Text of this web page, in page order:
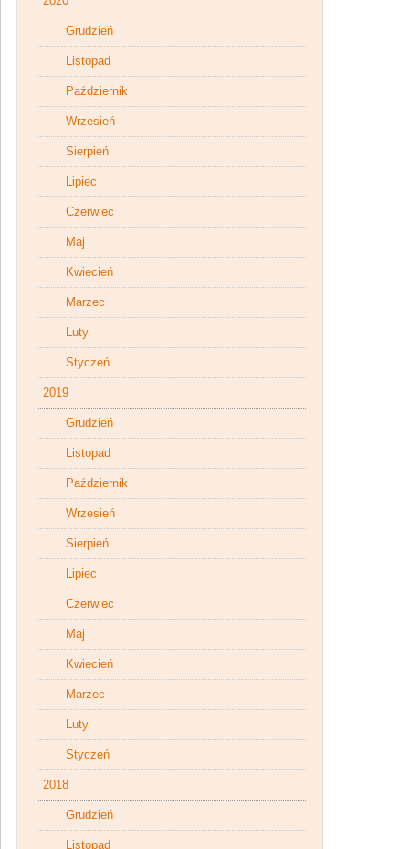
Grudzień
Listopad
Październik
Wrzesień
Sierpień
Lipiec
Czerwiec
Maj
Kwiecień
Marzec
Luty
Styczeń
2019
Grudzień
Listopad
Październik
Wrzesień
Sierpień
Lipiec
Czerwiec
Maj
Kwiecień
Marzec
Luty
Styczeń
2018
Grudzień
Listopad